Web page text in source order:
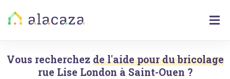
Vous recherchez de l'aide pour du bricolage
rue Lise London à Saint-Ouen ?